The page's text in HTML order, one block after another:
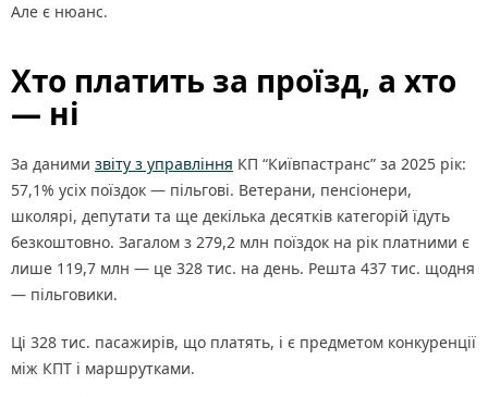
Але є нюанс.
Хто платить за проїзд, а хто
— ні
За даними звіту з управління КП “Київпастранс” за 2025 рік:
57,1% усіх поїздок — пільгові. Ветерани, пенсіонери,
школярі, депутати та ще декілька десятків категорій їдуть
безкоштовно. Загалом з 279,2 млн поїздок на рік платними є
лише 119,7 млн — це 328 тис. на день. Решта 437 тис. щодня
— пільговики.
Ці 328 тис. пасажирів, що платять, і є предметом конкуренції
між КПТ і маршрутками.